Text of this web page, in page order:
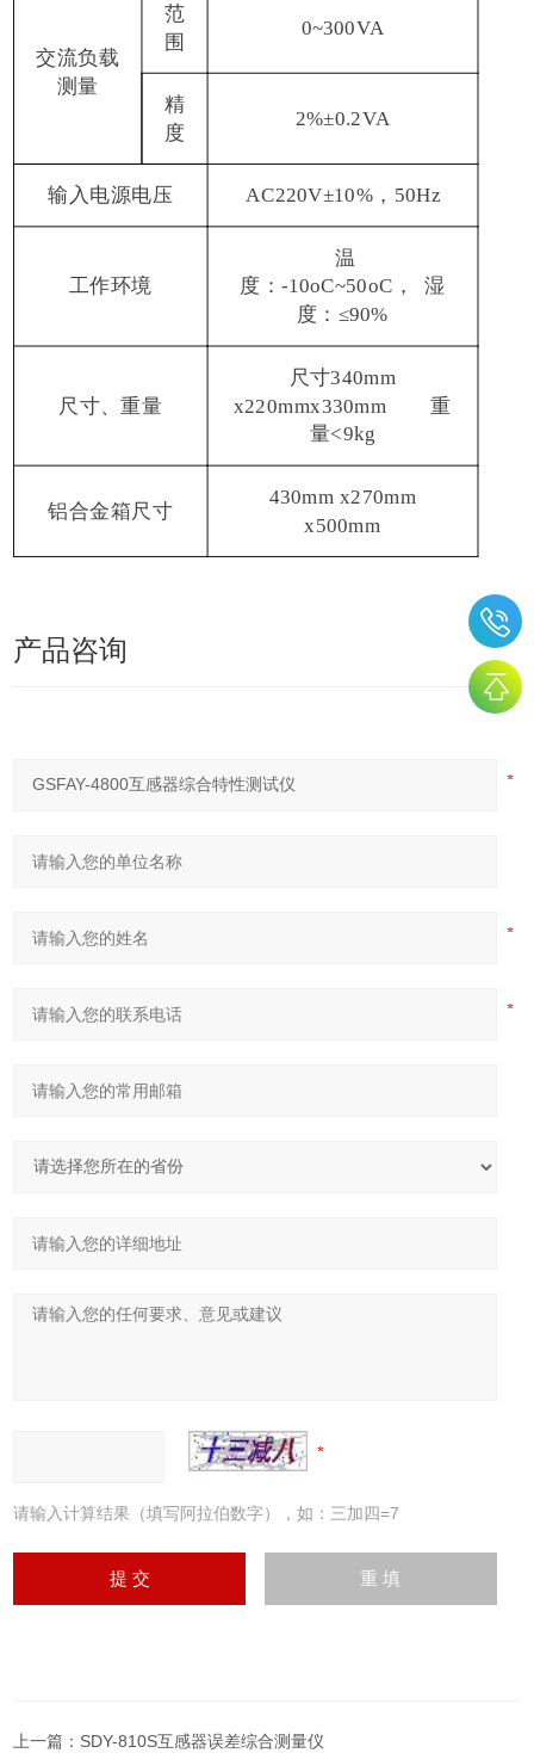
交流负载
测量
范
围
0~300VA
精
度
2%±0.2VA
输入电源电压 AC220V±10%，50Hz
工作环境
温
度：-10οC~50οC， 湿
度：≤90%
尺寸、重量
尺寸340mm
x220mmx330mm 重
量<9kg
铝合金箱尺寸
430mm x270mm
x500mm
产品咨询
请输入计算结果（填写阿拉伯数字），如：三加四=7
上一篇： SDY-810S互感器误差综合测量仪